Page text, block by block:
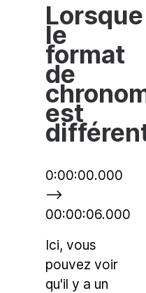
Lorsque
le
format
de
est
0:00:00.000
—>
00:00:06.000
Ici, vous
pouvez voir
qu'il y a un